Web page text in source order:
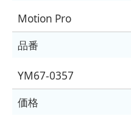
Motion Pro
品番
YM67-0357
価格